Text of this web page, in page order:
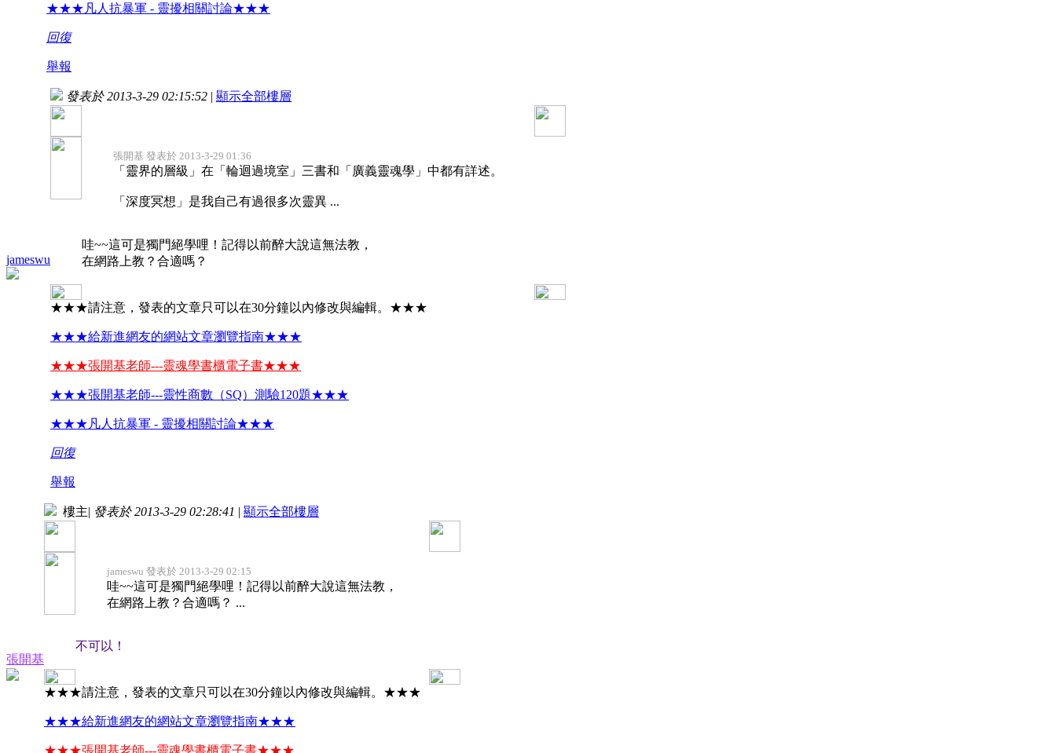
★★★凡人抗暴軍 - 靈擾相關討論★★★
回復
舉報
jameswu
發表於 2013-3-29 02:15:52 | 顯示全部樓層
張開基 發表於 2013-3-29 01:36
「靈界的層級」在「輪迴過境室」三書和「廣義靈魂學」中都有詳述。
「深度冥想」是我自己有過很多次靈異 ...
哇~~這可是獨門絕學哩！記得以前醉大說這無法教，
在網路上教？合適嗎？
★★★請注意，發表的文章只可以在30分鐘以內修改與編輯。★★★
★★★給新進網友的網站文章瀏覽指南★★★
★★★張開基老師---靈魂學書櫃電子書★★★
★★★張開基老師---靈性商數（SQ）測驗120題★★★
★★★凡人抗暴軍 - 靈擾相關討論★★★
回復
舉報
張開基
樓主| 發表於 2013-3-29 02:28:41 | 顯示全部樓層
jameswu 發表於 2013-3-29 02:15
哇~~這可是獨門絕學哩！記得以前醉大說這無法教，
在網路上教？合適嗎？ ...
不可以！
★★★請注意，發表的文章只可以在30分鐘以內修改與編輯。★★★
★★★給新進網友的網站文章瀏覽指南★★★
★★★張開基老師---靈魂學書櫃電子書★★★